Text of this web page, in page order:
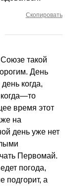
Скопировать
День
когда,
время этот
на
день уже нет
Первомай.
погода,
подгорит, а